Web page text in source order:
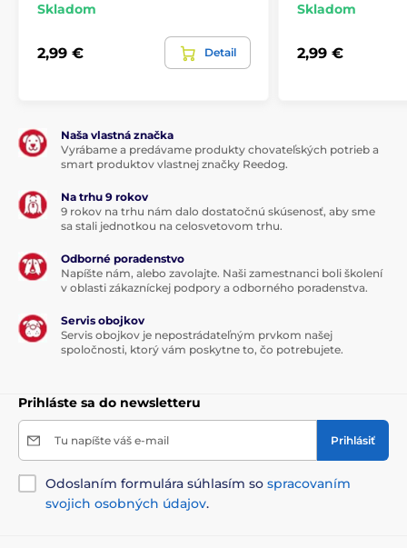
Vitamín D3 (E671) 200 IU, vitamín E (3a700) 100 mg,
zinok (3b606) 10 mg, železo (3b103) 8 mg, mangán
Energetická hodnota:
1 010 kcal/kg
Skladom
2,99 € Detail
Skladom
2,99 €
Naša vlastná značka
Vyrábame a predávame produkty chovateľských potrieb a
smart produktov vlastnej značky Reedog.
Na trhu 9 rokov
9 rokov na trhu nám dalo dostatočnú skúsenosť, aby sme
sa stali jednotkou na celosvetovom trhu.
Odborné poradenstvo
Napíšte nám, alebo zavolajte. Naši zamestnanci boli školení
v oblasti zákazníckej podpory a odborného poradenstva.
Servis obojkov
Servis obojkov je nepostrádateľným prvkom našej
spoločnosti, ktorý vám poskytne to, čo potrebujete.
Prihláste sa do newsletteru
Tu napíšte váš e-mail Prihlásiť
Odoslaním formulára súhlasím so spracovaním
svojich osobných údajov.